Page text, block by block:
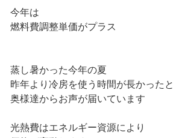
今年は
燃料費調整単価がプラス
蒸し暑かった今年の夏
昨年より冷房を使う時間が長かったと
奥様達からお声が届いています
光熱費はエネルギー資源により